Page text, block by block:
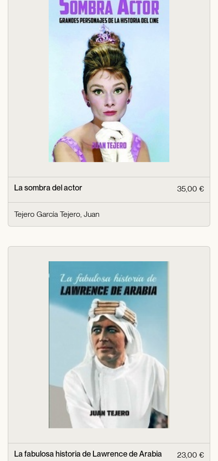
La sombra del actor 35,00 €
Tejero García Tejero, Juan
La fabulosa historia de Lawrence de Arabia 23,00 €